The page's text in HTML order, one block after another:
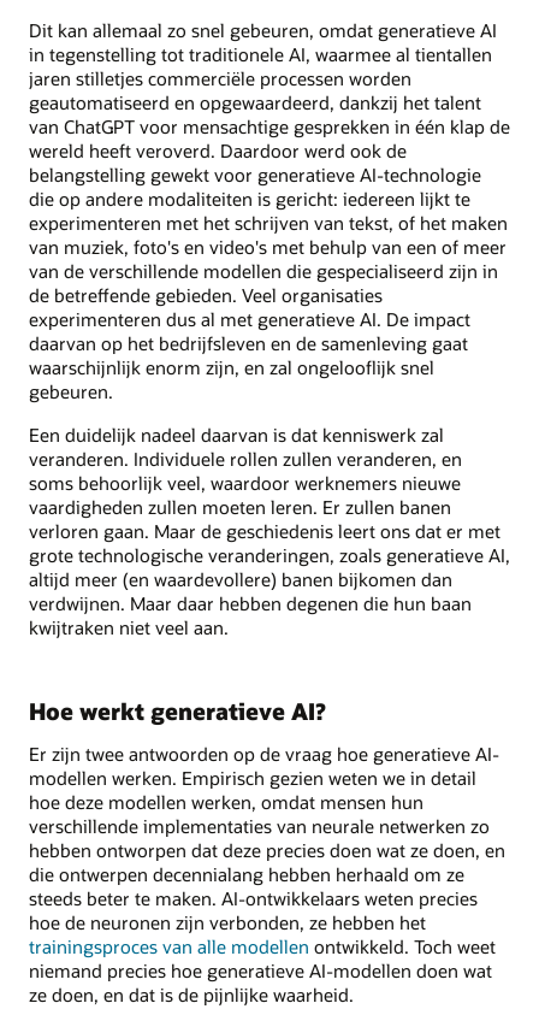
Dit kan allemaal zo snel gebeuren, omdat generatieve AI
in tegenstelling tot traditionele AI, waarmee al tientallen
jaren stilletjes commerciële processen worden
geautomatiseerd en opgewaardeerd, dankzij het talent
van ChatGPT voor mensachtige gesprekken in één klap de
wereld heeft veroverd. Daardoor werd ook de
belangstelling gewekt voor generatieve AI-technologie
die op andere modaliteiten is gericht: iedereen lijkt te
experimenteren met het schrijven van tekst, of het maken
van muziek, foto's en video's met behulp van een of meer
van de verschillende modellen die gespecialiseerd zijn in
de betreffende gebieden. Veel organisaties
experimenteren dus al met generatieve AI. De impact
daarvan op het bedrijfsleven en de samenleving gaat
waarschijnlijk enorm zijn, en zal ongelooflijk snel
gebeuren.
Een duidelijk nadeel daarvan is dat kenniswerk zal
veranderen. Individuele rollen zullen veranderen, en
soms behoorlijk veel, waardoor werknemers nieuwe
vaardigheden zullen moeten leren. Er zullen banen
verloren gaan. Maar de geschiedenis leert ons dat er met
grote technologische veranderingen, zoals generatieve AI,
altijd meer (en waardevollere) banen bijkomen dan
verdwijnen. Maar daar hebben degenen die hun baan
kwijtraken niet veel aan.
Hoe werkt generatieve AI?
Er zijn twee antwoorden op de vraag hoe generatieve AI-
modellen werken. Empirisch gezien weten we in detail
hoe deze modellen werken, omdat mensen hun
verschillende implementaties van neurale netwerken zo
hebben ontworpen dat deze precies doen wat ze doen, en
die ontwerpen decennialang hebben herhaald om ze
steeds beter te maken. AI-ontwikkelaars weten precies
hoe de neuronen zijn verbonden, ze hebben het
trainingsproces van alle modellen ontwikkeld. Toch weet
niemand precies hoe generatieve AI-modellen doen wat
ze doen, en dat is de pijnlijke waarheid.